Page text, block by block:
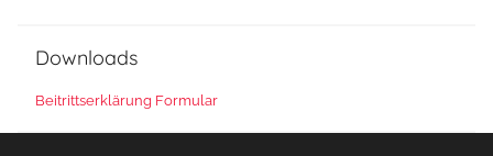
Downloads
Beitrittserklärung Formular